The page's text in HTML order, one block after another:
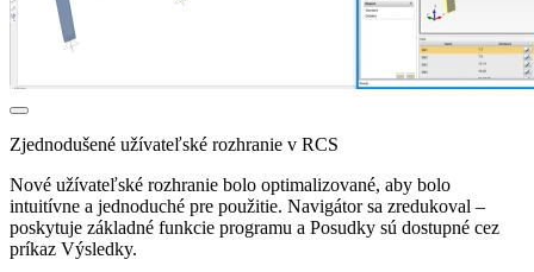
Zjednodušené užívateľské rozhranie v RCS
Nové užívateľské rozhranie bolo optimalizované, aby bolo
intuitívne a jednoduché pre použitie. Navigátor sa zredukoval –
poskytuje základné funkcie programu a Posudky sú dostupné cez
príkaz Výsledky.